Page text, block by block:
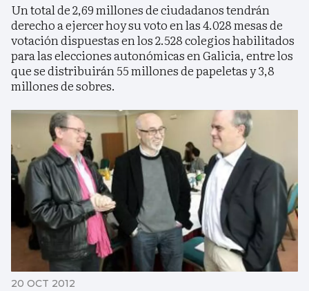
Un total de 2,69 millones de ciudadanos tendrán
derecho a ejercer hoy su voto en las 4.028 mesas de
votación dispuestas en los 2.528 colegios habilitados
para las elecciones autonómicas en Galicia, entre los
que se distribuirán 55 millones de papeletas y 3,8
millones de sobres.
20 OCT 2012